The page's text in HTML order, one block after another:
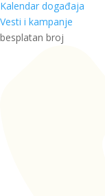
Kalendar događaja
Vesti i kampanje
besplatan broj